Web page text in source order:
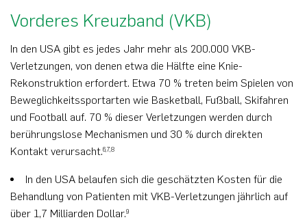
Vorderes Kreuzband (VKB)
In den USA gibt es jedes Jahr mehr als 200.000 VKB-
Verletzungen, von denen etwa die Hälfte eine Knie-
Rekonstruktion erfordert. Etwa 70 % treten beim Spielen von
Beweglichkeitssportarten wie Basketball, Fußball, Skifahren
und Football auf. 70 % dieser Verletzungen werden durch
berührungslose Mechanismen und 30 % durch direkten
Kontakt verursacht.6,7,8
In den USA belaufen sich die geschätzten Kosten für die
Behandlung von Patienten mit VKB-Verletzungen jährlich auf
über 1,7 Milliarden Dollar.9